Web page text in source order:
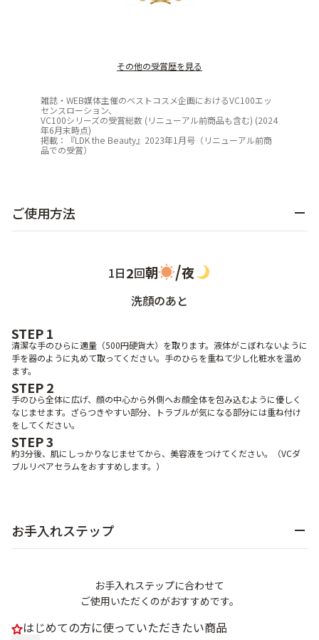
その他の受賞歴を見る
雑誌・WEB媒体主催のベストコスメ企画におけるVC100エッ
センスローション、
VC100シリーズの受賞総数 (リニューアル前商品も含む) (2024
年6月末時点)
掲載：『LDK the Beauty』2023年1月号（リニューアル前商
品での受賞）
ご使用方法
1日2回朝 /夜
洗顔のあと
STEP 1
清潔な手のひらに適量（500円硬貨大）を取ります。液体がこぼれないように
手を器のように丸めて取ってください。手のひらを重ねて少し化粧水を温め
ます。
STEP 2
手のひら全体に広げ、顔の中心から外側へお顔全体を包み込むように優しく
なじませます。ざらつきやすい部分、トラブルが気になる部分には重ね付け
をしてください。
STEP 3
約3分後、肌にしっかりなじませてから、美容液をつけてください。（VCダ
ブルリペアセラムをおすすめします。）
お手入れステップ
お手入れステップに合わせて
ご使用いただくのがおすすめです。
はじめての方に使っていただきたい商品